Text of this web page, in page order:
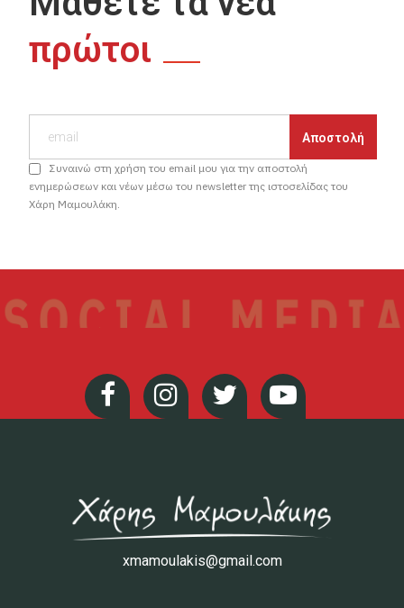
πρώτοι
Συναινώ στη χρήση του email μου για την αποστολή
ενημερώσεων και νέων μέσω του newsletter της ιστοσελίδας του
Χάρη Μαμουλάκη.
xmamoulakis@gmail.com